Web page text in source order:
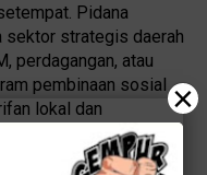
Pidana
sektor strategis daerah
perdagangan, atau
pembinaan sosial
lokal dan
×